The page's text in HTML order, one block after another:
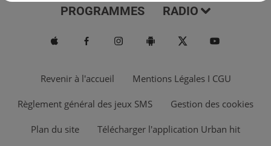
PROGRAMMES RADIO
Revenir à l'accueil Mentions Légales I CGU
Règlement général des jeux SMS Gestion des cookies
Plan du site Télécharger l'application Urban hit